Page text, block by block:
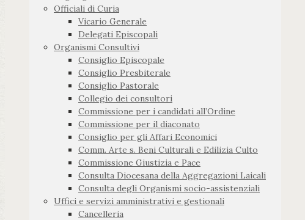
Officiali di Curia
Vicario Generale
Delegati Episcopali
Organismi Consultivi
Consiglio Episcopale
Consiglio Presbiterale
Consiglio Pastorale
Collegio dei consultori
Commissione per i candidati all’Ordine
Commissione per il diaconato
Consiglio per gli Affari Economici
Comm. Arte s. Beni Culturali e Edilizia Culto
Commissione Giustizia e Pace
Consulta Diocesana della Aggregazioni Laicali
Consulta degli Organismi socio-assistenziali
Uffici e servizi amministrativi e gestionali
Cancelleria